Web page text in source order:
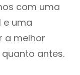
com uma
e uma
a melhor
antes.